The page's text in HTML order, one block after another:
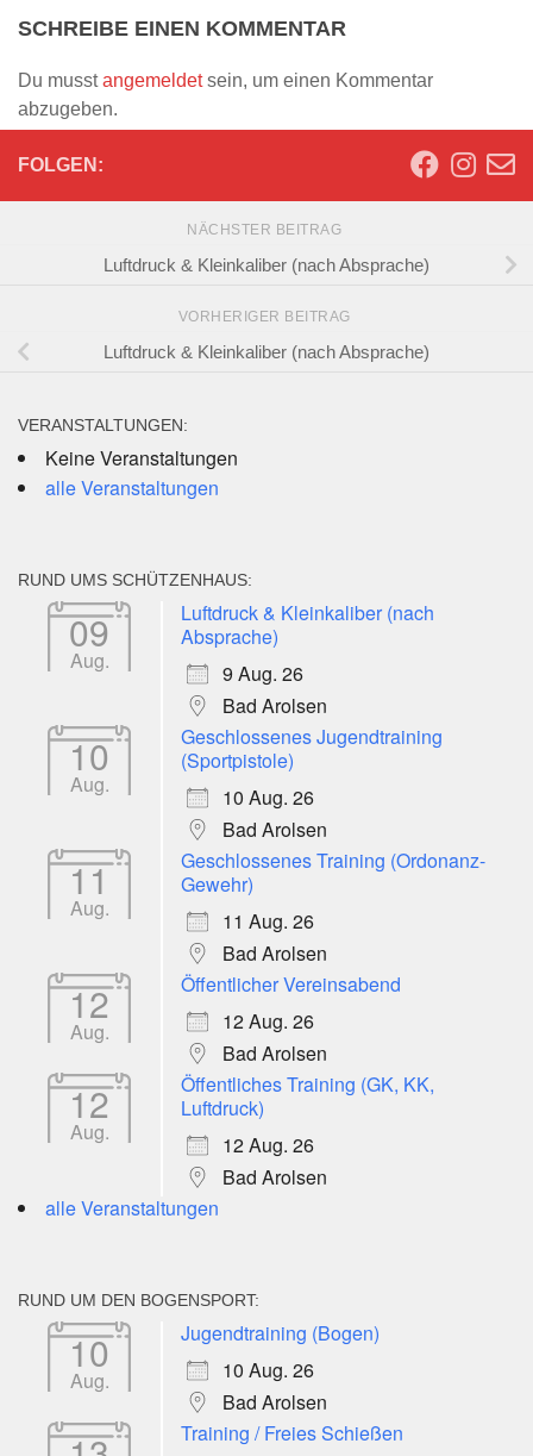
SCHREIBE EINEN KOMMENTAR
Du musstangemeldetsein, um einen Kommentar
abzugeben.
FOLGEN:
NÄCHSTER BEITRAG
Luftdruck & Kleinkaliber (nach Absprache)
VORHERIGER BEITRAG
Luftdruck & Kleinkaliber (nach Absprache)
VERANSTALTUNGEN:
Keine Veranstaltungen
alle Veranstaltungen
RUND UMS SCHÜTZENHAUS:
09
Aug.
Luftdruck & Kleinkaliber (nach
Absprache)
9 Aug. 26
Bad Arolsen
10
Aug.
Geschlossenes Jugendtraining
(Sportpistole)
10 Aug. 26
Bad Arolsen
11
Aug.
Geschlossenes Training (Ordonanz-
Gewehr)
11 Aug. 26
Bad Arolsen
12
Aug.
Öffentlicher Vereinsabend
12 Aug. 26
Bad Arolsen
12
Aug.
Öffentliches Training (GK, KK,
Luftdruck)
12 Aug. 26
Bad Arolsen
alle Veranstaltungen
RUND UM DEN BOGENSPORT:
10
Aug.
Jugendtraining (Bogen)
10 Aug. 26
Bad Arolsen
Training / Freies Schießen